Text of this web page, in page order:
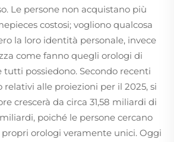
Le persone non acquistano più
costosi; vogliono qualcosa
la loro identità personale, invece
come fanno quegli orologi di
tutti possiedono. Secondo recenti
alle proiezioni per il 2025, si
crescerà da circa 31,58 miliardi di
poiché le persone cercano
orologi veramente unici. Oggi